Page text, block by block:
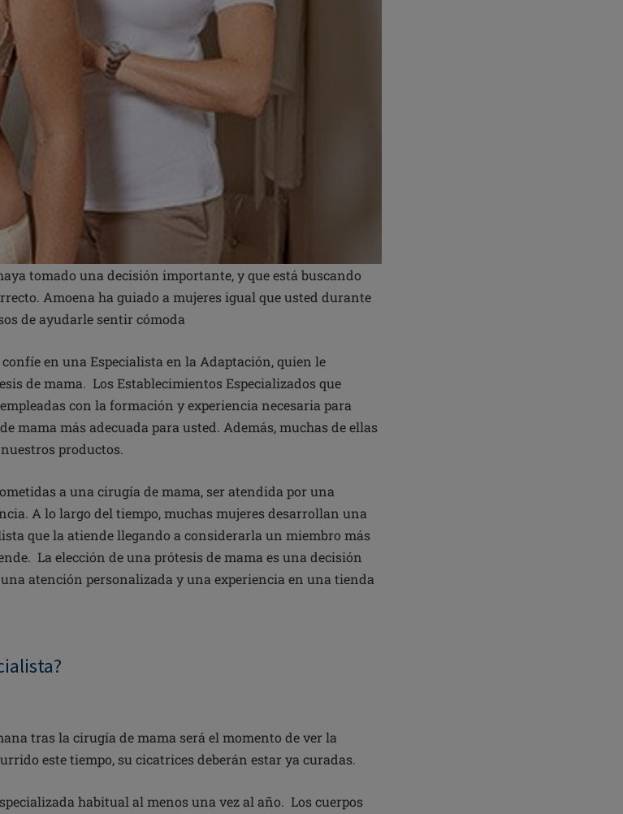
tomado una decisión importante, y que está buscando
Amoena ha guiado a mujeres igual que usted durante
de ayudarle sentir cómoda
en una Especialista en la Adaptación, quien le
de mama. Los Establecimientos Especializados que
con la formación y experiencia necesaria para
mama más adecuada para usted. Además, muchas de ellas
productos.
a una cirugía de mama, ser atendida por una
A lo largo del tiempo, muchas mujeres desarrollan una
que la atiende llegando a considerarla un miembro más
La elección de una prótesis de mama es una decisión
atención personalizada y una experiencia en una tienda
tras la cirugía de mama será el momento de ver la
este tiempo, su cicatrices deberán estar ya curadas.
habitual al menos una vez al año. Los cuerpos